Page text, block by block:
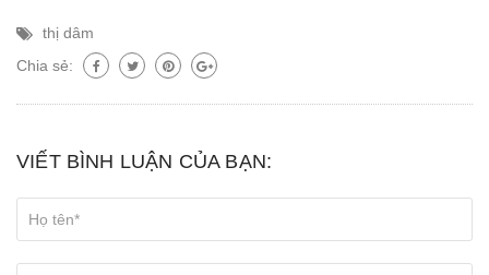
thị dâm
Chia sẻ:
VIẾT BÌNH LUẬN CỦA BẠN: